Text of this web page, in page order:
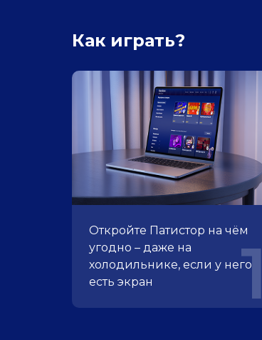
Как играть?
Откройте Патистор на чём
угодно – даже на
холодильнике, если у него
есть экран
1